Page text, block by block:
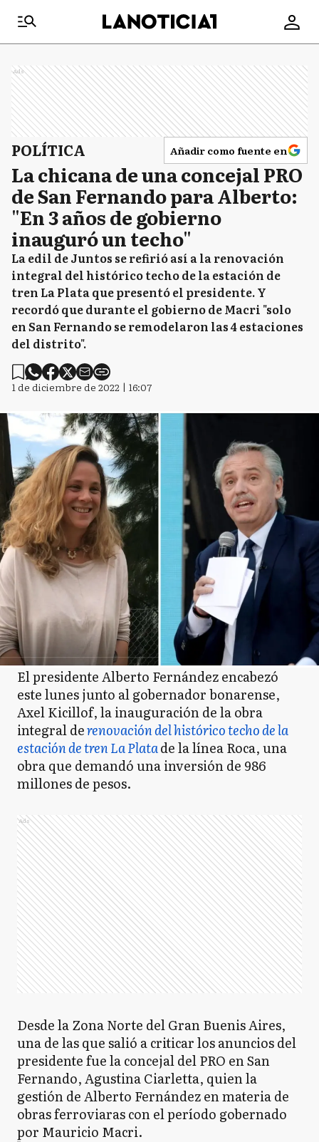
Ads
POLÍTICA Añadir como fuente en
La chicana de una concejal PRO
de San Fernando para Alberto:
"En 3 años de gobierno
inauguró un techo"
La edil de Juntos se refirió así a la renovación
integral del histórico techo de la estación de
tren La Plata que presentó el presidente. Y
recordó que durante el gobierno de Macri "solo
en San Fernando se remodelaron las 4 estaciones
del distrito".
1 de diciembre de 2022 | 16:07
El presidente Alberto Fernández encabezó
este lunes junto al gobernador bonarense,
Axel Kicillof, la inauguración de la obra
integral derenovación del histórico techo de la
estación de tren La Platade la línea Roca, una
obra que demandó una inversión de 986
millones de pesos.
Ads
Desde la Zona Norte del Gran Buenis Aires,
una de las que salió a criticar los anuncios del
presidente fue la concejal del PRO en San
Fernando, Agustina Ciarletta, quien la
gestión de Alberto Fernández en materia de
obras ferroviaras con el período gobernado
por Mauricio Macri.